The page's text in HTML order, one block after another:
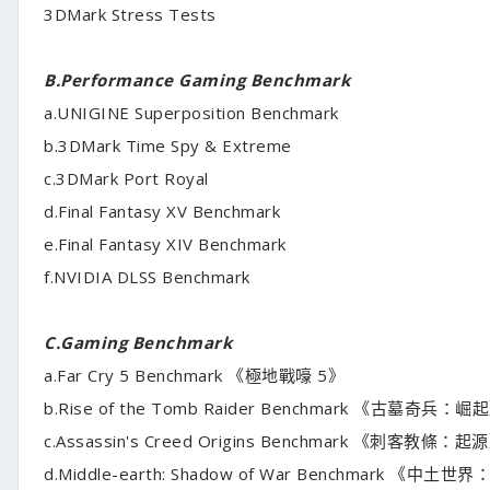
3DMark Stress Tests
B.Performance Gaming Benchmark
a.UNIGINE Superposition Benchmark
b.3DMark Time Spy & Extreme
c.3DMark Port Royal
d.Final Fantasy XV Benchmark
e.Final Fantasy XIV Benchmark
f.NVIDIA DLSS Benchmark
C.Gaming Benchmark
a.Far Cry 5 Benchmark 《極地戰嚎 5》
b.Rise of the Tomb Raider Benchmark 《古墓奇兵：崛起
c.Assassin's Creed Origins Benchmark 《刺客教條：起源
d.Middle-earth: Shadow of War Benchmark 《中土世界：